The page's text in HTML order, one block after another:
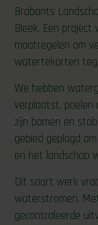
Brabants
Bleek. Een project
maatregelen om
watertekorten
We hebben
verplaatst, poelen
zijn bomen en
gebied geplagd
en het landschap
Dit soort werk
waterstromen.
gecontroleerde